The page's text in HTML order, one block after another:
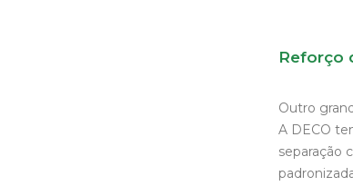
Reforço
Outro
A DECO
separação